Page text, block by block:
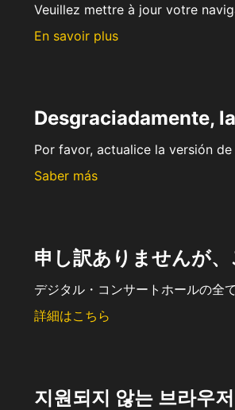
Veuillez mettre à jour votre
En savoir plus
Desgraciadamente,
Por favor, actualice la versión
Saber más
申し訳ありませんが
デジタル・コンサートホールの全
詳細はこちら
지원되지 않는 브라우